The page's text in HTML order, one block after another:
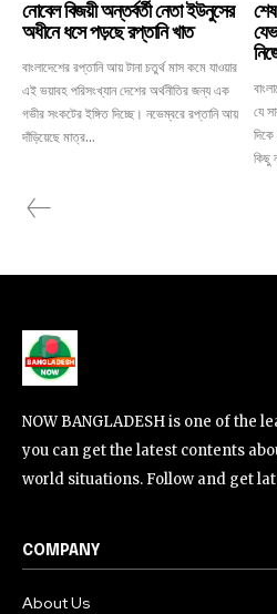
নোবেল বিজয়ী অন্তর্বর্তী নেতা ইউনুসের
অধীনে ধসে পড়ছে রপ্তানি খাত
বাংলাদেশের রপ্তানি আয় টানা চতুর্থ মাস কমে যাওয়ার
এই ভয়াবহ পরিসংখ্যান দেশের অর্থনীতির জন্য এক
গভীর সংকটের ইঙ্গিত দিচ্ছে। নভেম্বরে রপ্তানি আয়
দাঁড়িয়েছে মাত্র...
যে
কিছু
NOW BANGLADESH is one of the
you can get the latest contents
world situations. Follow and get
COMPANY
About Us